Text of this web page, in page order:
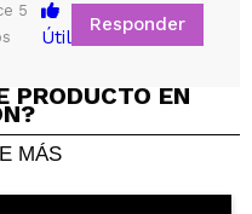
o una foto
5
Útil
Responder
PRODUCTO EN
MÁS